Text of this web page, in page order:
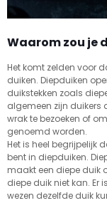
Waarom zou je
Het komt zelden voor
duiken. Diepduiken
duikstekken zoals
algemeen zijn duikers
wrak te bezoeken of
genoemd worden.
Het is heel begrijpelijk
bent in diepduiken.
maakt een diepe duik
diepe duik niet kan. Er
wezen dezelfde duik